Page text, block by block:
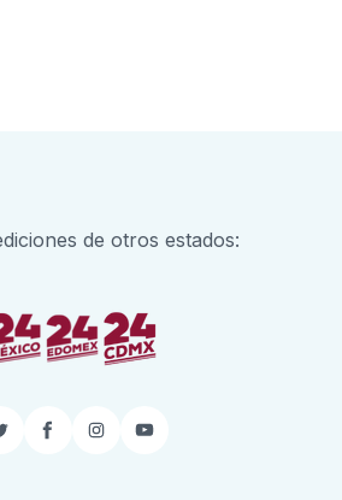
de otros estados:
Facebook
InstagramYouTube